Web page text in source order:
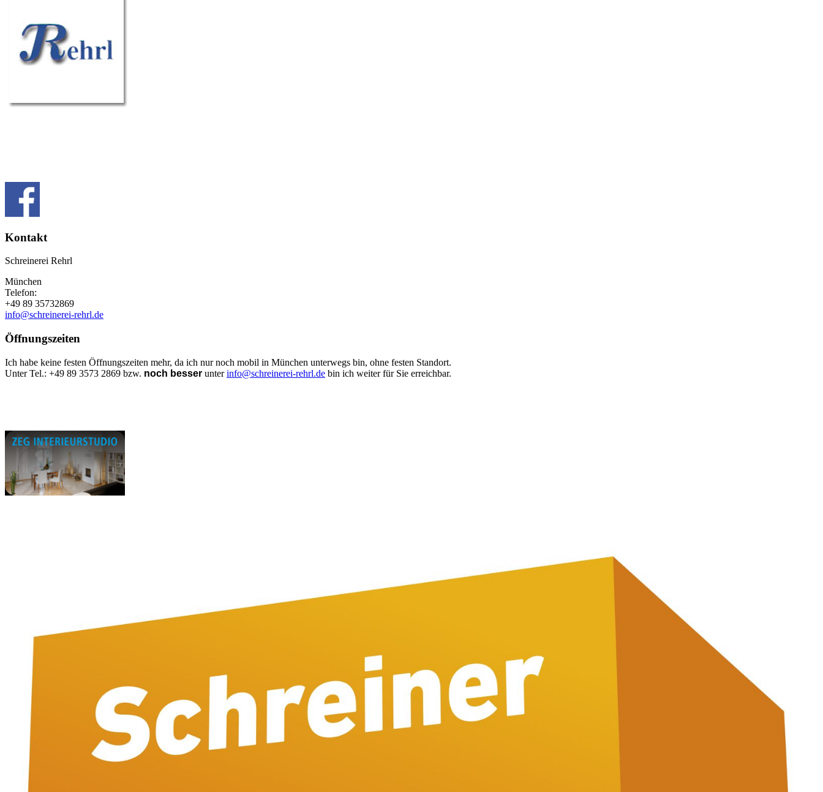
Kontakt
Schreinerei Rehrl
München
Telefon:
+49 89 35732869
info@schreinerei-rehrl.de
Öffnungszeiten
Ich habe keine festen Öffnungszeiten mehr, da ich nur noch mobil in München unterwegs bin, ohne festen Standort.
Unter Tel.: +49 89 3573 2869 bzw. noch besser unterinfo@schreinerei-rehrl.de bin ich weiter für Sie erreichbar.